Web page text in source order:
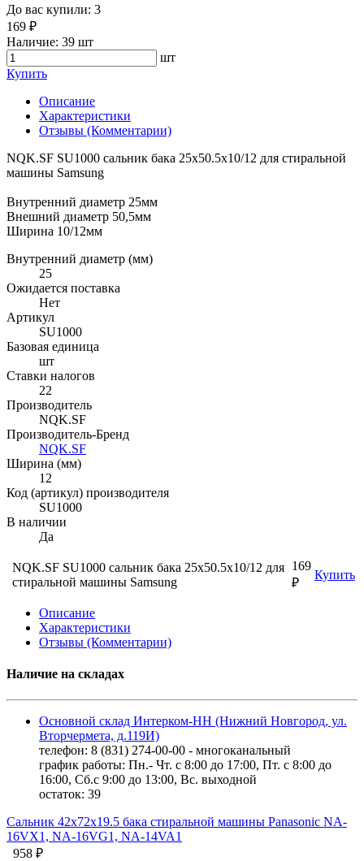
До вас купили: 3
169 ₽
Наличие: 39 шт
шт
Купить
Описание
Характеристики
Отзывы (Комментарии)
NQK.SF SU1000 сальник бака 25x50.5x10/12 для стиральной
машины Samsung
Внутренний диаметр 25мм
Внешний диаметр 50,5мм
Ширина 10/12мм
Внутренний диаметр (мм)
25
Ожидается поставка
Нет
Артикул
SU1000
Базовая единица
шт
Ставки налогов
22
Производитель
NQK.SF
Производитель-Бренд
NQK.SF
Ширина (мм)
12
Код (артикул) производителя
SU1000
В наличии
Да
NQK.SF SU1000 сальник бака 25x50.5x10/12 для
стиральной машины Samsung
169
₽
Купить
Описание
Характеристики
Отзывы (Комментарии)
Наличие на складах
Основной склад Интерком-НН (Нижний Новгород, ул.
Вторчермета, д.119И)
телефон: 8 (831) 274-00-00 - многоканальный
график работы: Пн.- Чт. с 8:00 до 17:00, Пт. с 8:00 до
16:00, Сб.с 9:00 до 13:00, Вс. выходной
остаток: 39
Сальник 42х72х19.5 бака стиральной машины Panasonic NA-
16VX1, NA-16VG1, NA-14VA1
958 ₽